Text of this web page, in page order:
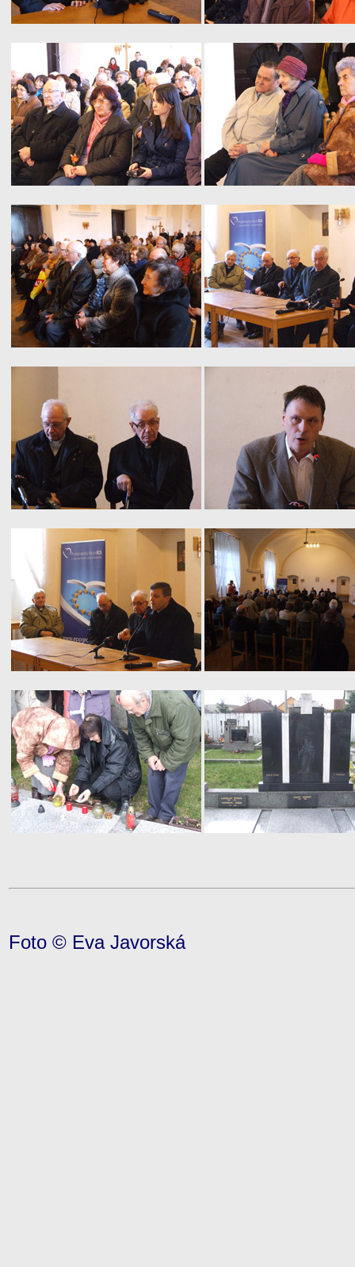
Foto © Eva Javorská